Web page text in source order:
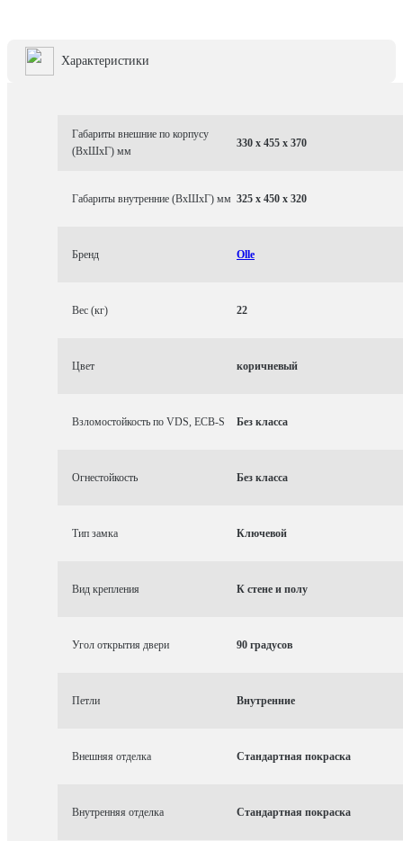
Характеристики
Габариты внешние по корпусу
(ВхШхГ) мм
330 x 455 x 370
Габариты внутренние (ВхШхГ) мм 325 x 450 x 320
Бренд Olle
Вес (кг) 22
Цвет коричневый
Взломостойкость по VDS, ECB-S Без класса
Огнестойкость Без класса
Тип замка Ключевой
Вид крепления К стене и полу
Угол открытия двери 90 градусов
Петли Внутренние
Внешняя отделка Стандартная покраска
Внутренняя отделка Стандартная покраска